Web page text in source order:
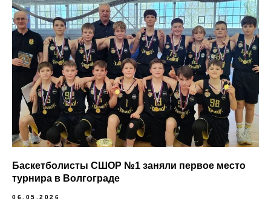
Баскетболисты СШОР №1 заняли первое место
турнира в Волгограде
06.05.2026